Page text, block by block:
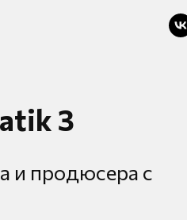
3
и продюсера с